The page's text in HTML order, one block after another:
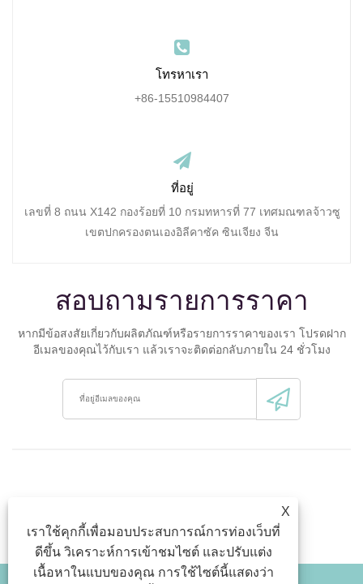
X
เราใช้คุกกี้เพื่อมอบประสบการณ์การท่องเว็บที่
ดีขึ้น วิเคราะห์การเข้าชมไซต์ และปรับแต่ง
เนื้อหาในแบบของคุณ การใช้ไซต์นี้แสดงว่า
โทรหาเรา
+86-15510984407
ที่อยู่
เลขที่ 8 ถนน X142 กองร้อยที่ 10 กรมทหารที่ 77 เทศมณฑลจ้าวซู
เขตปกครองตนเองอิลีคาซัค ซินเจียง จีน
สอบถามรายการราคา
หากมีข้อสงสัยเกี่ยวกับผลิตภัณฑ์หรือรายการราคาของเรา โปรดฝาก
อีเมลของคุณไว้กับเรา แล้วเราจะติดต่อกลับภายใน 24 ชั่วโมง